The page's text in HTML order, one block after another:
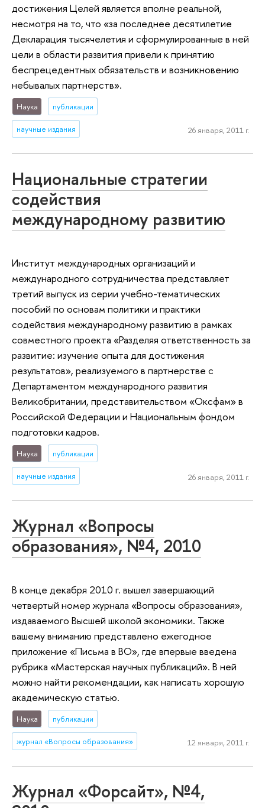
достижения Целей является вполне реальной,
несмотря на то, что «за последнее десятилетие
Декларация тысячелетия и сформулированные в ней
цели в области развития привели к принятию
беспрецедентных обязательств и возникновению
небывалых партнерств».
Наука публикации
научные издания 26 января, 2011 г.
Национальные стратегии
содействия
международному развитию
Институт международных организаций и
международного сотрудничества представляет
третий выпуск из серии учебно-тематических
пособий по основам политики и практики
содействия международному развитию в рамках
совместного проекта «Разделяя ответственность за
развитие: изучение опыта для достижения
результатов», реализуемого в партнерстве с
Департаментом международного развития
Великобритании, представительством «Оксфам» в
Российской Федерации и Национальным фондом
подготовки кадров.
Наука публикации
научные издания 26 января, 2011 г.
Журнал «Вопросы
образования», №4, 2010
В конце декабря 2010 г. вышел завершающий
четвертый номер журнала «Вопросы образования»,
издаваемого Высшей школой экономики. Также
вашему вниманию представлено ежегодное
приложение «Письма в ВО», где впервые введена
рубрика «Мастерская научных публикаций». В ней
можно найти рекомендации, как написать хорошую
академическую статью.
Наука публикации
журнал «Вопросы образования» 12 января, 2011 г.
Журнал «Форсайт», №4,